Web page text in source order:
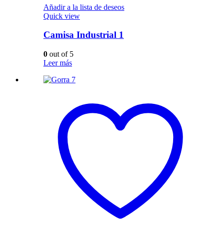
Añadir a la lista de deseos
Quick view
Camisa Industrial 1
0 out of 5
Leer más